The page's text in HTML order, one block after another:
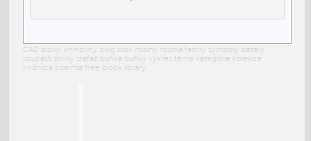
CAD bloky: knihovny dwg blok rodiny rodina family symboly detaily
součásti prvky stafáž buňka buňky výkres téma kategorie kolekce
knižnica zdarma free block library